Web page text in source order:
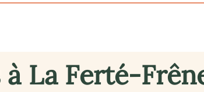
La Ferté-